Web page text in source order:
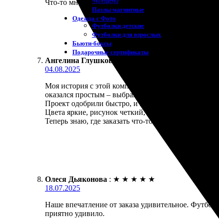
Пазлы магнитные
Одежда с Фото
Футболки детские
Футболки для взрослых
Бьюти-боксы
Подарочные сертификаты
Что-то мне очень понравилось. Быстрая печать
Ангелина Глушкова
04.08.2025
Моя история с этой компанией началась с заказа
оказался простым – выбрала понравившийся
Проект одобрили быстро, и я получила
Цвета яркие, рисунок четкий, в общем, все на
Теперь знаю, где заказать что-то креативное и
Олеся Дьяконова : ★ ★ ★ ★ ★
18.07.2025
Наше впечатление от заказа удивительное.
приятно удивило.